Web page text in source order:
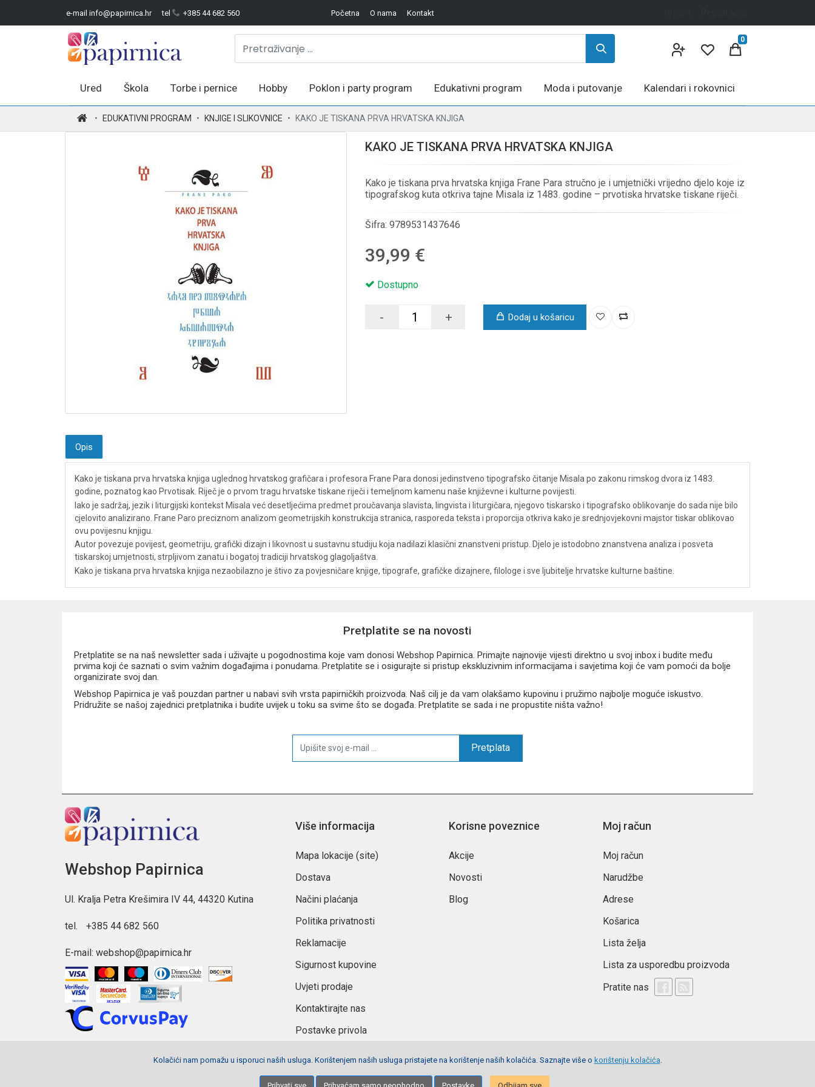
e-mail info@papirnica.hr tel +385 44 682 560 Početna O nama Kontakt
0
Ured Škola Torbe i pernice Hobby Poklon i party program Edukativni program Moda i putovanje Kalendari i rokovnici
EDUKATIVNI PROGRAM KNJIGE I SLIKOVNICE KAKO JE TISKANA PRVA HRVATSKA KNJIGA
KAKO JE TISKANA PRVA HRVATSKA KNJIGA
Kako je tiskana prva hrvatska knjiga Frane Para stručno je i umjetnički vrijedno djelo koje iz
tipografskog kuta otkriva tajne Misala iz 1483. godine – prvotiska hrvatske tiskane riječi.
Šifra: 9789531437646
39,99 €
Dostupno
- + Dodaj u košaricu
Opis
Kako je tiskana prva hrvatska knjiga uglednog hrvatskog grafičara i profesora Frane Para donosi jedinstveno tipografsko čitanje Misala po zakonu rimskog dvora iz 1483.
godine, poznatog kao Prvotisak. Riječ je o prvom tragu hrvatske tiskane riječi i temeljnom kamenu naše književne i kulturne povijesti.
Iako je sadržaj, jezik i liturgijski kontekst Misala već desetljećima predmet proučavanja slavista, lingvista i liturgičara, njegovo tiskarsko i tipografsko oblikovanje do sada nije bilo
cjelovito analizirano. Frane Paro preciznom analizom geometrijskih konstrukcija stranica, rasporeda teksta i proporcija otkriva kako je srednjovjekovni majstor tiskar oblikovao
ovu povijesnu knjigu.
Autor povezuje povijest, geometriju, grafički dizajn i likovnost u sustavnu studiju koja nadilazi klasični znanstveni pristup. Djelo je istodobno znanstvena analiza i posveta
tiskarskoj umjetnosti, strpljivom zanatu i bogatoj tradiciji hrvatskog glagoljaštva.
Kako je tiskana prva hrvatska knjiga nezaobilazno je štivo za povjesničare knjige, tipografe, grafičke dizajnere, filologe i sve ljubitelje hrvatske kulturne baštine.
Pretplatite se na novosti
Pretplatite se na naš newsletter sada i uživajte u pogodnostima koje vam donosi Webshop Papirnica. Primajte najnovije vijesti direktno u svoj inbox i budite među
prvima koji će saznati o svim važnim događajima i ponudama. Pretplatite se i osigurajte si pristup ekskluzivnim informacijama i savjetima koji će vam pomoći da bolje
organizirate svoj dan.
Webshop Papirnica je vaš pouzdan partner u nabavi svih vrsta papirničkih proizvoda. Naš cilj je da vam olakšamo kupovinu i pružimo najbolje moguće iskustvo.
Pridružite se našoj zajednici pretplatnika i budite uvijek u toku sa svime što se događa. Pretplatite se sada i ne propustite ništa važno!
Pretplata
Webshop Papirnica
Ul. Kralja Petra Krešimira IV 44, 44320 Kutina
tel. +385 44 682 560
E-mail: webshop@papirnica.hr
Više informacija
Mapa lokacije (site)
Dostava
Načini plaćanja
Politika privatnosti
Reklamacije
Sigurnost kupovine
Uvjeti prodaje
Kontaktirajte nas
Postavke privola
Korisne poveznice
Akcije
Novosti
Blog
Moj račun
Moj račun
Narudžbe
Adrese
Košarica
Lista želja
Lista za usporedbu proizvoda
Pratite nas
Izrada stranica Net plus d.o.o.
Kolačići nam pomažu u isporuci naših usluga. Korištenjem naših usluga pristajete na korištenje naših kolačića. Saznajte više o korištenju kolačića.